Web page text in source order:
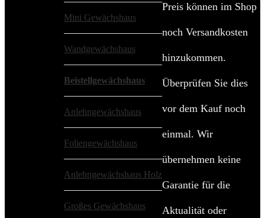
Mini Gewächshaus
Wandgewächshaus
Beistellgewächshaus
Anlehngewächshaus
Foliengewächshaus
Anlehngewächshaus Holz
Großes Gewächshaus
Preis können im Shop
noch Versandkosten
hinzukommen.
Überprüfen Sie dies
vor dem Kauf noch
einmal. Wir
übernehmen keine
Garantie für die
Aktualität oder